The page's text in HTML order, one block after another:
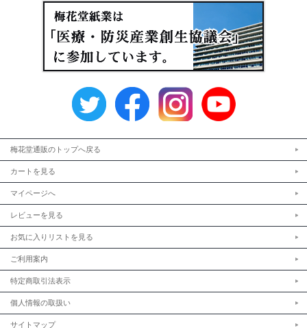
梅花堂通販のトップへ戻る
カートを見る
マイページへ
レビューを見る
お気に入りリストを見る
ご利用案内
特定商取引法表示
個人情報の取扱い
サイトマップ